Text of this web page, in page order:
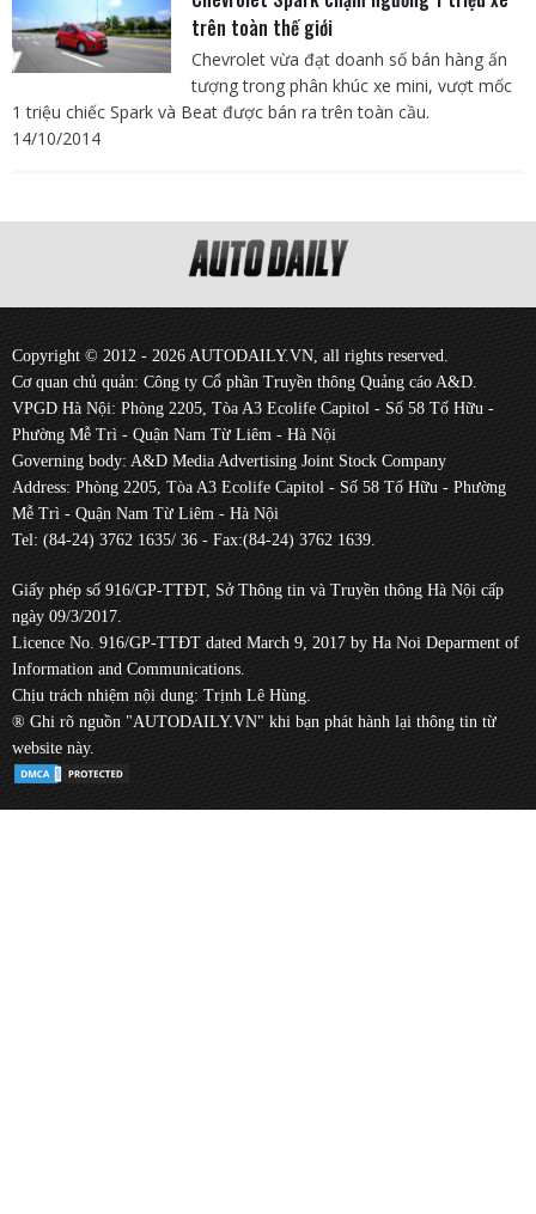
trên toàn thế giới
Chevrolet vừa đạt doanh số bán hàng ấn
tượng trong phân khúc xe mini, vượt mốc
1 triệu chiếc Spark và Beat được bán ra trên toàn cầu.
14/10/2014
Copyright © 2012 - 2026 AUTODAILY.VN, all rights reserved.
Cơ quan chủ quản: Công ty Cổ phần Truyền thông Quảng cáo A&D.
VPGD Hà Nội: Phòng 2205, Tòa A3 Ecolife Capitol - Số 58 Tố Hữu -
Phường Mễ Trì - Quận Nam Từ Liêm - Hà Nội
Governing body: A&D Media Advertising Joint Stock Company
Address: Phòng 2205, Tòa A3 Ecolife Capitol - Số 58 Tố Hữu - Phường
Mễ Trì - Quận Nam Từ Liêm - Hà Nội
Tel: (84-24) 3762 1635/ 36 - Fax:(84-24) 3762 1639.
Giấy phép số 916/GP-TTĐT, Sở Thông tin và Truyền thông Hà Nội cấp
ngày 09/3/2017.
Licence No. 916/GP-TTĐT dated March 9, 2017 by Ha Noi Deparment of
Information and Communications.
Chịu trách nhiệm nội dung: Trịnh Lê Hùng.
® Ghi rõ nguồn "AUTODAILY.VN" khi bạn phát hành lại thông tin từ
website này.